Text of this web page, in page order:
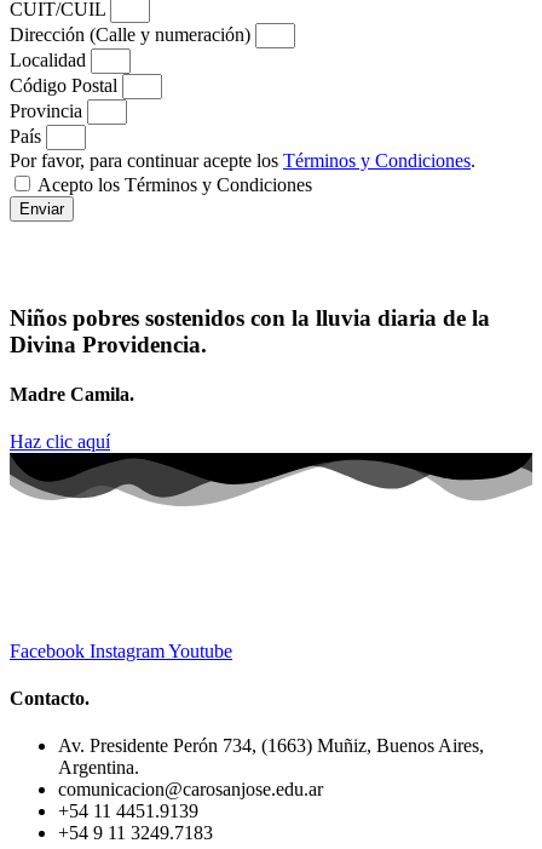
CUIT/CUIL
Dirección (Calle y numeración)
Localidad
Código Postal
Provincia
País
Por favor, para continuar acepte los Términos y Condiciones.
Acepto los Términos y Condiciones
Enviar
Niños pobres sostenidos con la lluvia diaria de la
Divina Providencia.
Madre Camila.
Haz clic aquí
Facebook InstagramYoutube
Contacto.
Av. Presidente Perón 734, (1663) Muñiz, Buenos Aires,
Argentina.
comunicacion@carosanjose.edu.ar
+54 11 4451.9139
+54 9 11 3249.7183